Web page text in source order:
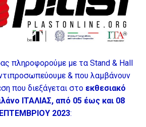
πληροφορούμε με τα Stand & Hall
& που λαμβάνουν
που διεξάγεται στο εκθεσιακό
IΤΑΛΙΑΣ, από 05 έως και 08
2023: